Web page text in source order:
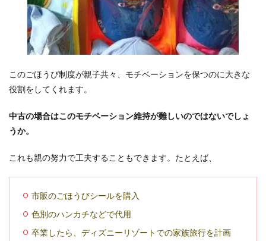
このごほうび制度が親子共々、モチベーションを保つのに大きな
役割をしてくれます。
中古の場合はこのモチベーション維持が難しいのではないでしょ
うか。
これも親の努力で工夫することもできます。たとえば、
市販のごほうびシールを購入
色別のハンカチなどで代用
卒業したら、ディズニーリゾートでの家族旅行を計画